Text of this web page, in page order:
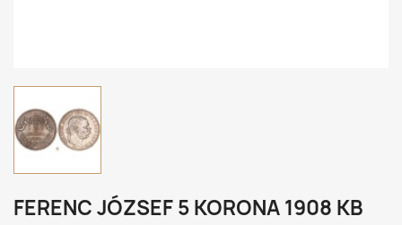
FERENC JÓZSEF 5 KORONA 1908 KB